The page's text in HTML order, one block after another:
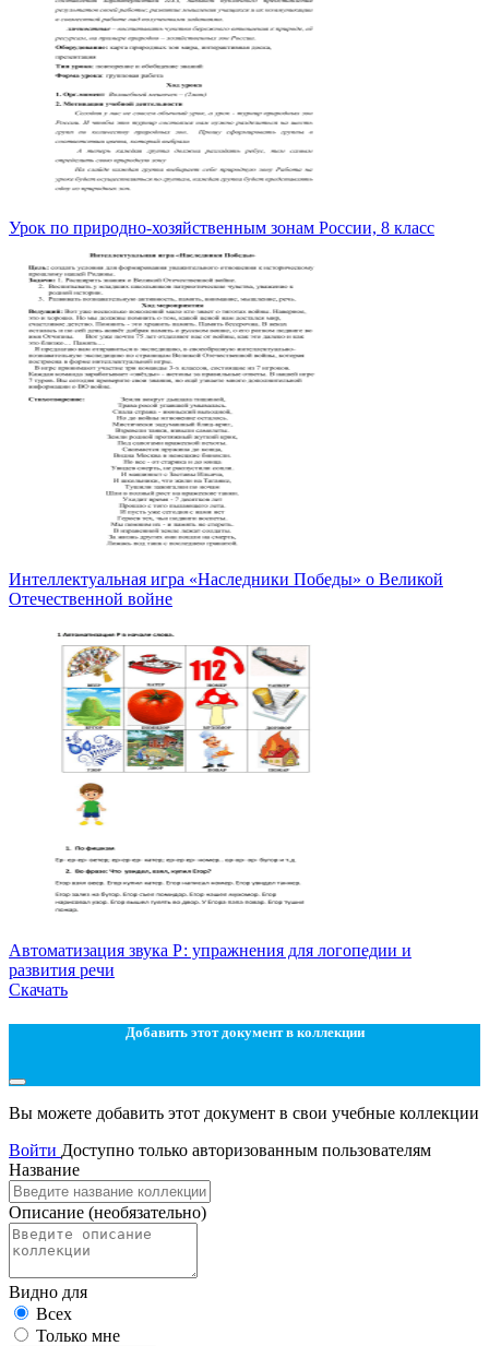
Урок по природно-хозяйственным зонам России, 8 класс
Интеллектуальная игра «Наследники Победы» о Великой
Отечественной войне
Автоматизация звука Р: упражнения для логопедии и
развития речи
Скачать
Добавить этот документ в коллекции
Вы можете добавить этот документ в свои учебные коллекции
Войти Доступно только авторизованным пользователям
Название
Описание (необязательно)
Видно для
Всех
Только мне